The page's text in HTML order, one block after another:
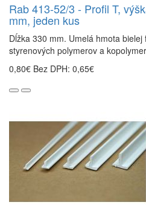
Rab 413-52/3 - Profil T,
mm, jeden kus
Dĺžka 330 mm. Umelá hmota
styrenových polymerov a
0,80€ Bez DPH: 0,65€